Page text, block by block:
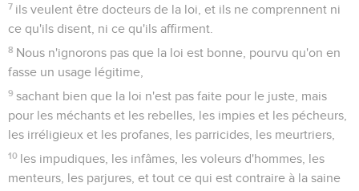
7 ils veulent être docteurs de la loi, et ils ne comprennent ni
ce qu'ils disent, ni ce qu'ils affirment.
8 Nous n'ignorons pas que la loi est bonne, pourvu qu'on en
fasse un usage légitime,
9 sachant bien que la loi n'est pas faite pour le juste, mais
pour les méchants et les rebelles, les impies et les pécheurs,
les irréligieux et les profanes, les parricides, les meurtriers,
10 les impudiques, les infâmes, les voleurs d'hommes, les
menteurs, les parjures, et tout ce qui est contraire à la saine